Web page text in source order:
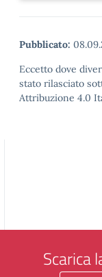
Pubblicato:
Eccetto dove
stato rilasciato
Attribuzione 4.0
Scarica